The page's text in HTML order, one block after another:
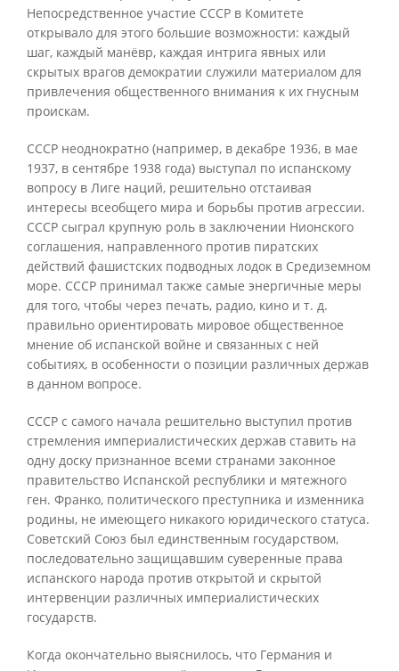
Непосредственное участие СССР в Комитете
открывало для этого большие возможности: каждый
шаг, каждый манёвр, каждая интрига явных или
скрытых врагов демократии служили материалом для
привлечения общественного внимания к их гнусным
проискам.
СССР неоднократно (например, в декабре 1936, в мае
1937, в сентябре 1938 года) выступал по испанскому
вопросу в Лиге наций, решительно отстаивая
интересы всеобщего мира и борьбы против агрессии.
СССР сыграл крупную роль в заключении Нионского
соглашения, направленного против пиратских
действий фашистских подводных лодок в Средиземном
море. СССР принимал также самые энергичные меры
для того, чтобы через печать, радио, кино и т. д.
правильно ориентировать мировое общественное
мнение об испанской войне и связанных с ней
событиях, в особенности о позиции различных держав
в данном вопросе.
СССР с самого начала решительно выступил против
стремления империалистических держав ставить на
одну доску признанное всеми странами законное
правительство Испанской республики и мятежного
ген. Франко, политического преступника и изменника
родины, не имеющего никакого юридического статуса.
Советский Союз был единственным государством,
последовательно защищавшим суверенные права
испанского народа против открытой и скрытой
интервенции различных империалистических
государств.
Когда окончательно выяснилось, что Германия и